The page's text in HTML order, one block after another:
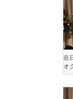
在
オ